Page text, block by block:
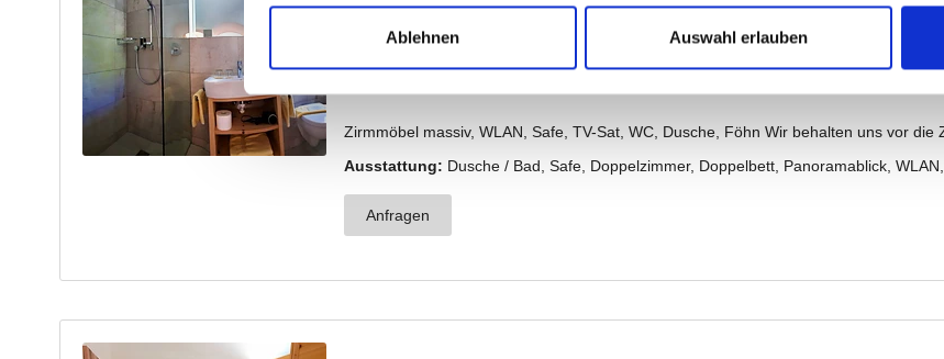
Ablehnen Auswahl erlauben